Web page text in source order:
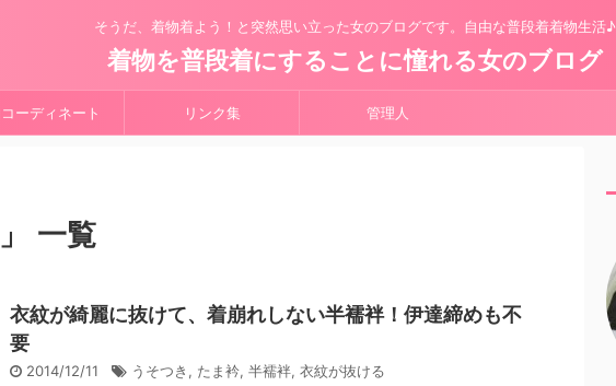
そうだ、着物着よう！と突然思い立った女のブログです。自由な普段着着物生活♪
着物を普段着にすることに憧れる女のブログ
ーディネート リンク集 管理人
一覧
衣紋が綺麗に抜けて、着崩れしない半襦袢！伊達締めも不
要
2014/12/11 うそつき , たま衿, 半襦袢, 衣紋が抜ける